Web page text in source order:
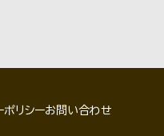
ポリシーお問い合わせ